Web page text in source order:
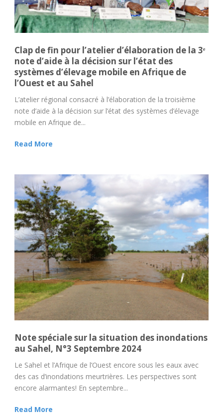
Clap de fin pour l’atelier d’élaboration de la 3ᵉ
note d’aide à la décision sur l’état des
systèmes d’élevage mobile en Afrique de
l’Ouest et au Sahel
L’atelier régional consacré à l’élaboration de la troisième
note d’aide à la décision sur l’état des systèmes d’élevage
mobile en Afrique de...
Read More
Note spéciale sur la situation des inondations
au Sahel, N°3 Septembre 2024
Le Sahel et l’Afrique de l’Ouest encore sous les eaux avec
des cas d’inondations meurtrières. Les perspectives sont
encore alarmantes! En septembre...
Read More